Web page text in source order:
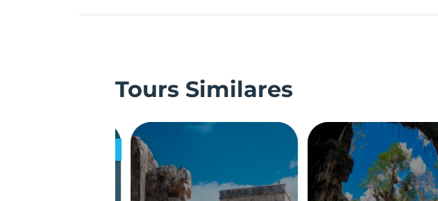
Tours Similares